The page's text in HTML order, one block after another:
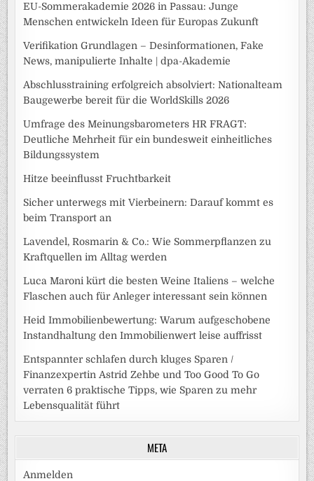
EU-Sommerakademie 2026 in Passau: Junge
Menschen entwickeln Ideen für Europas Zukunft
Verifikation Grundlagen – Desinformationen, Fake
News, manipulierte Inhalte | dpa-Akademie
Abschlusstraining erfolgreich absolviert: Nationalteam
Baugewerbe bereit für die WorldSkills 2026
Umfrage des Meinungsbarometers HR FRAGT:
Deutliche Mehrheit für ein bundesweit einheitliches
Bildungssystem
Hitze beeinflusst Fruchtbarkeit
Sicher unterwegs mit Vierbeinern: Darauf kommt es
beim Transport an
Lavendel, Rosmarin & Co.: Wie Sommerpflanzen zu
Kraftquellen im Alltag werden
Luca Maroni kürt die besten Weine Italiens – welche
Flaschen auch für Anleger interessant sein können
Heid Immobilienbewertung: Warum aufgeschobene
Instandhaltung den Immobilienwert leise auffrisst
Entspannter schlafen durch kluges Sparen /
Finanzexpertin Astrid Zehbe und Too Good To Go
verraten 6 praktische Tipps, wie Sparen zu mehr
Lebensqualität führt
META
Anmelden